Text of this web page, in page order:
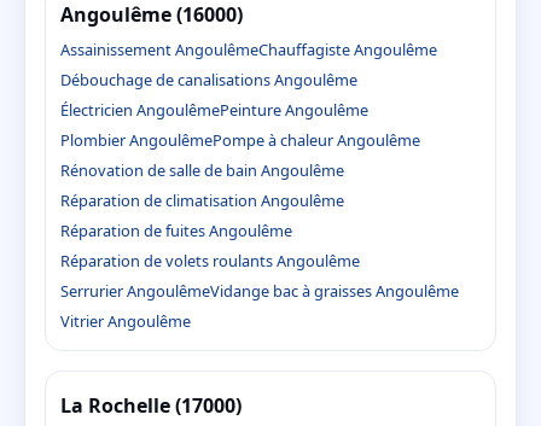
Angoulême (16000)
Assainissement AngoulêmeChauffagiste Angoulême
Débouchage de canalisations Angoulême
Électricien AngoulêmePeinture Angoulême
Plombier AngoulêmePompe à chaleur Angoulême
Rénovation de salle de bain Angoulême
Réparation de climatisation Angoulême
Réparation de fuites Angoulême
Réparation de volets roulants Angoulême
Serrurier AngoulêmeVidange bac à graisses Angoulême
Vitrier Angoulême
La Rochelle (17000)